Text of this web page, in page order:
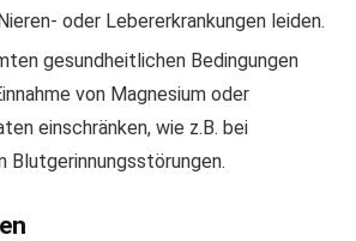
oder Lebererkrankungen leiden.
gesundheitlichen Bedingungen
von Magnesium oder
einschränken, wie z.B. bei
Blutgerinnungsstörungen.